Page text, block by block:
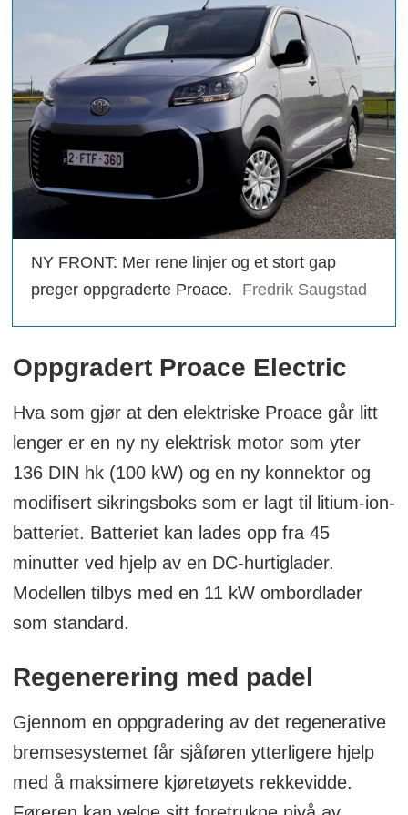
NY FRONT: Mer rene linjer og et stort gap
preger oppgraderte Proace.
Fredrik Saugstad
Oppgradert Proace Electric
Hva som gjør at den elektriske Proace går litt
lenger er en ny ny elektrisk motor som yter
136 DIN hk (100 kW) og en ny konnektor og
modifisert sikringsboks som er lagt til litium-ion-
batteriet. Batteriet kan lades opp fra 45
minutter ved hjelp av en DC-hurtiglader.
Modellen tilbys med en 11 kW ombordlader
som standard.
Regenerering med padel
Gjennom en oppgradering av det regenerative
bremsesystemet får sjåføren ytterligere hjelp
med å maksimere kjøretøyets rekkevidde.